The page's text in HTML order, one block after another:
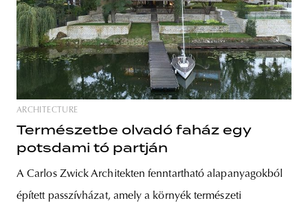
ARCHITECTURE
Természetbe olvadó faház egy
potsdami tó partján
A Carlos Zwick Architekten fenntartható alapanyagokból
épített passzívházat, amely a környék természeti